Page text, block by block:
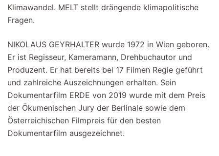
Klimawandel. MELT stellt drängende klimapolitische
Fragen.
NIKOLAUS GEYRHALTER wurde 1972 in Wien geboren.
Er ist Regisseur, Kameramann, Drehbuchautor und
Produzent. Er hat bereits bei 17 Filmen Regie geführt
und zahlreiche Auszeichnungen erhalten. Sein
Dokumentarfilm ERDE von 2019 wurde mit dem Preis
der Ökumenischen Jury der Berlinale sowie dem
Österreichischen Filmpreis für den besten
Dokumentarfilm ausgezeichnet.